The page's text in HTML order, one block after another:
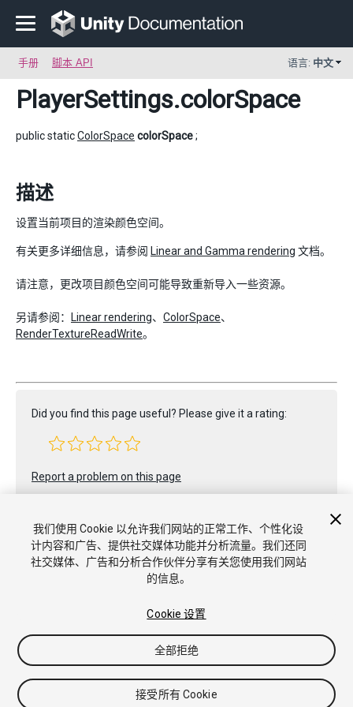
手册 脚本 API 语言: 中文
PlayerSettings.colorSpace
public staticColorSpace colorSpace;
描述
设置当前项目的渲染颜色空间。
有关更多详细信息，请参阅 Linear and Gamma rendering 文档。
请注意，更改项目颜色空间可能导致重新导入一些资源。
另请参阅： Linear rendering、 ColorSpace、
RenderTextureReadWrite。
Did you find this page useful? Please give it a rating:
Report a problem on this page
论坛 Asset Store
我们使用 Cookie 以允许我们网站的正常工作、个性化设
计内容和广告、提供社交媒体功能并分析流量。我们还同
社交媒体、广告和分析合作伙伴分享有关您使用我们网站
的信息。
Cookie 设置
全部拒绝
接受所有 Cookie